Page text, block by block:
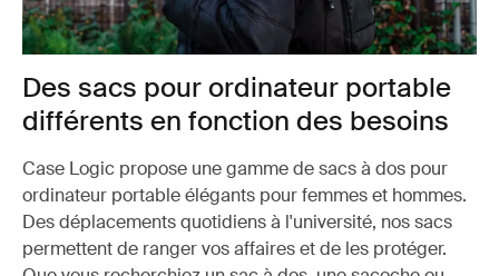
Des sacs pour ordinateur portable
différents en fonction des besoins
Case Logic propose une gamme de sacs à dos pour
ordinateur portable élégants pour femmes et hommes.
Des déplacements quotidiens à l'université, nos sacs
permettent de ranger vos affaires et de les protéger.